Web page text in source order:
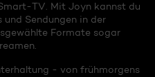
TV. Mit Joyn kannst du
Sendungen in der
Formate sogar
- von frühmorgens